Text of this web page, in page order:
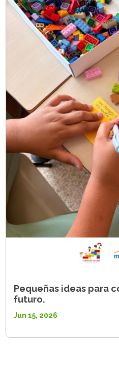
Pequeñas ideas para
futuro.
Jun 15, 2026